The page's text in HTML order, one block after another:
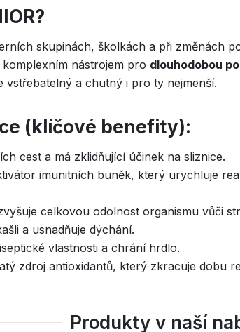
skupinách, školkách a při změnách
nástrojem pro dlouhodobou
vstřebatelný a chutný i pro ty nejmenší.
(klíčové benefity):
cest a má zklidňující účinek na sliznice.
imunitních buněk, který urychluje
celkovou odolnost organismu vůči
a usnadňuje dýchání.
vlastnosti a chrání hrdlo.
zdroj antioxidantů, který zkracuje dobu
Produkty v naší